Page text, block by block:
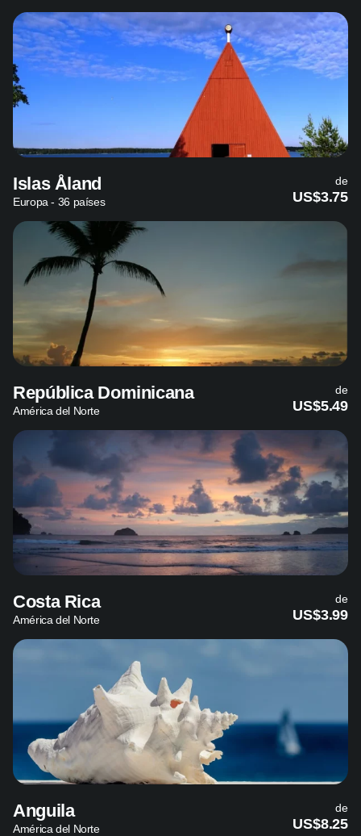
Islas Åland
Europa - 36 países
de
US$3.75
República Dominicana
América del Norte
de
US$5.49
Costa Rica
América del Norte
de
US$3.99
Anguila
América del Norte
de
US$8.25